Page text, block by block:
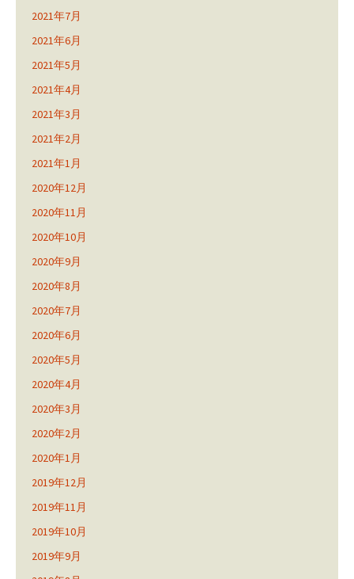
2021年7月
2021年6月
2021年5月
2021年4月
2021年3月
2021年2月
2021年1月
2020年12月
2020年11月
2020年10月
2020年9月
2020年8月
2020年7月
2020年6月
2020年5月
2020年4月
2020年3月
2020年2月
2020年1月
2019年12月
2019年11月
2019年10月
2019年9月